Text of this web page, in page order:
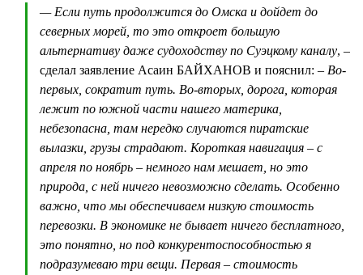
— Если путь продолжится до Омска и дойдет до
северных морей, то это откроет большую
альтернативу даже судоходству по Суэцкому каналу, –
сделал заявление Асаин БАЙХАНОВ и пояснил: – Во-
первых, сократит путь. Во-вторых, дорога, которая
лежит по южной части нашего материка,
небезопасна, там нередко случаются пиратские
вылазки, грузы страдают. Короткая навигация – с
апреля по ноябрь – немного нам мешает, но это
природа, с ней ничего невозможно сделать. Особенно
важно, что мы обеспечиваем низкую стоимость
перевозки. В экономике не бывает ничего бесплатного,
это понятно, но под конкурентоспособностью я
подразумеваю три вещи. Первая – стоимость